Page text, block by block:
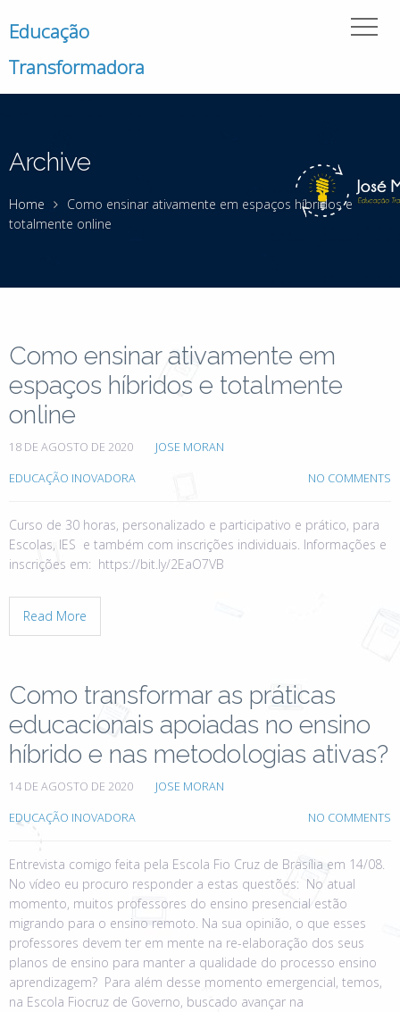
Educação
Transformadora
Archive
Home
Como ensinar ativamente em espaços híbridos e
totalmente online
Como ensinar ativamente em
espaços híbridos e totalmente
online
18 DE AGOSTO DE 2020 JOSE MORAN
EDUCAÇÃO INOVADORA NO COMMENTS
Curso de 30 horas, personalizado e participativo e prático, para
Escolas, IES e também com inscrições individuais. Informações e
inscrições em: https://bit.ly/2EaO7VB
Read More
Como transformar as práticas
educacionais apoiadas no ensino
híbrido e nas metodologias ativas?
14 DE AGOSTO DE 2020 JOSE MORAN
EDUCAÇÃO INOVADORA NO COMMENTS
Entrevista comigo feita pela Escola Fio Cruz de Brasília em 14/08.
No vídeo eu procuro responder a estas questões: No atual
momento, muitos professores do ensino presencial estão
migrando para o ensino remoto. Na sua opinião, o que esses
professores devem ter em mente na re-elaboração dos seus
planos de ensino para manter a qualidade do processo ensino
aprendizagem? Para além desse momento emergencial, temos,
na Escola Fiocruz de Governo, buscado avançar na